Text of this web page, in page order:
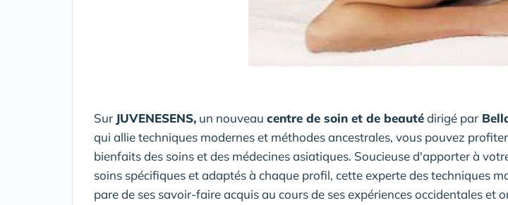
Sur JUVENESENS, un nouveau centre de soin et de beautédirigé par
qui allie techniques modernes et méthodes ancestrales, vous pouvez
bienfaits des soins et des médecines asiatiques. Soucieuse d'apporter à
soins spécifiques et adaptés à chaque profil, cette experte des techniques
pare de ses savoir-faire acquis au cours de ses expériences occidentales et